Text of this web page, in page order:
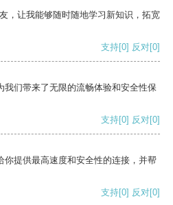
，让我能够随时随地学习新知识，拓宽
支持[0] 反对[0]
们带来了无限的流畅体验和安全性保
支持[0] 反对[0]
提供最高速度和安全性的连接，并帮
支持[0] 反对[0]